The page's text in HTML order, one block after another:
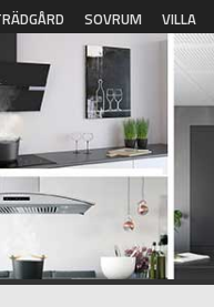
SOVRUM VILLA